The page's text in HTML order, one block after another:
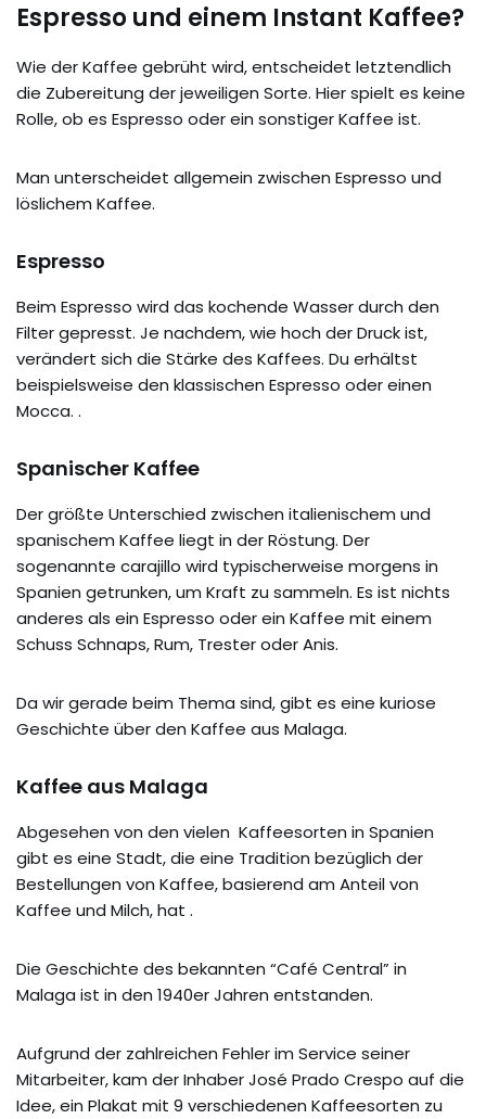
Espresso und einem Instant Kaffee?
Wie der Kaffee gebrüht wird, entscheidet letztendlich
die Zubereitung der jeweiligen Sorte. Hier spielt es keine
Rolle, ob es Espresso oder ein sonstiger Kaffee ist.
Man unterscheidet allgemein zwischen Espresso und
löslichem Kaffee.
Espresso
Beim Espresso wird das kochende Wasser durch den
Filter gepresst. Je nachdem, wie hoch der Druck ist,
verändert sich die Stärke des Kaffees. Du erhältst
beispielsweise den klassischen Espresso oder einen
Mocca. .
Spanischer Kaffee
Der größte Unterschied zwischen italienischem und
spanischem Kaffee liegt in der Röstung. Der
sogenannte carajillo wird typischerweise morgens in
Spanien getrunken, um Kraft zu sammeln. Es ist nichts
anderes als ein Espresso oder ein Kaffee mit einem
Schuss Schnaps, Rum, Trester oder Anis.
Da wir gerade beim Thema sind, gibt es eine kuriose
Geschichte über den Kaffee aus Malaga.
Kaffee aus Malaga
Abgesehen von den vielen Kaffeesorten in Spanien
gibt es eine Stadt, die eine Tradition bezüglich der
Bestellungen von Kaffee, basierend am Anteil von
Kaffee und Milch, hat .
Die Geschichte des bekannten “Café Central” in
Malaga ist in den 1940er Jahren entstanden.
Aufgrund der zahlreichen Fehler im Service seiner
Mitarbeiter, kam der Inhaber José Prado Crespo auf die
Idee, ein Plakat mit 9 verschiedenen Kaffeesorten zu